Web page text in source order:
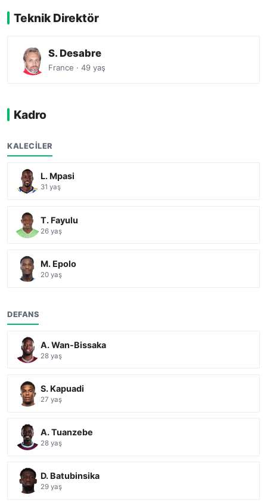
Teknik Direktör
S. Desabre
France · 49 yaş
Kadro
KALECILER
L. Mpasi
31 yaş
T. Fayulu
26 yaş
M. Epolo
20 yaş
DEFANS
A. Wan-Bissaka
28 yaş
S. Kapuadi
27 yaş
A. Tuanzebe
28 yaş
D. Batubinsika
29 yaş